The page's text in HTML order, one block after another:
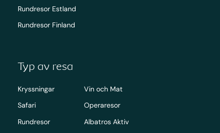
Rundresor Estland
Rundresor Finland
Typ av resa
Kryssningar
Safari
Rundresor
Vin och Mat
Operaresor
Albatros Aktiv